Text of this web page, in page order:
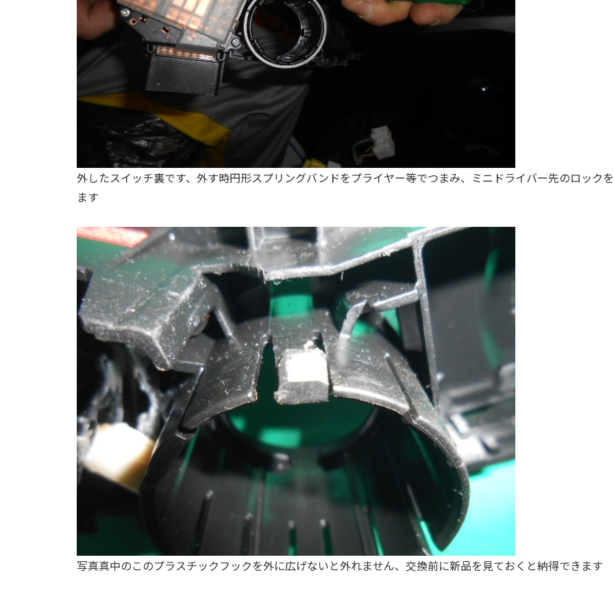
外したスイッチ裏です、外す時円形スプリングバンドをプライヤー等でつまみ、ミニドライバー先のロック
ます
写真真中のこのプラスチックフックを外に広げないと外れません、交換前に新品を見ておくと納得できます